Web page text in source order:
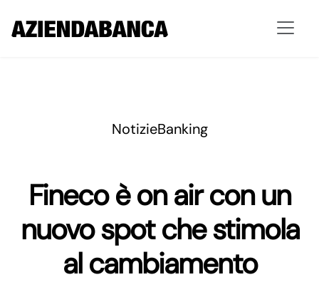
NotizieBanking
Fineco è on air con un
nuovo spot che stimola
al cambiamento